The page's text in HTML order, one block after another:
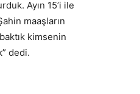
Ayın 15’i ile
maaşların
kimsenin
dedi.